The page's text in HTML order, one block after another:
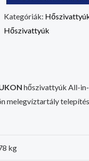
Kategóriák:
Hőszivattyúk
hőszivattyúk All-
melegvíztartály
kg